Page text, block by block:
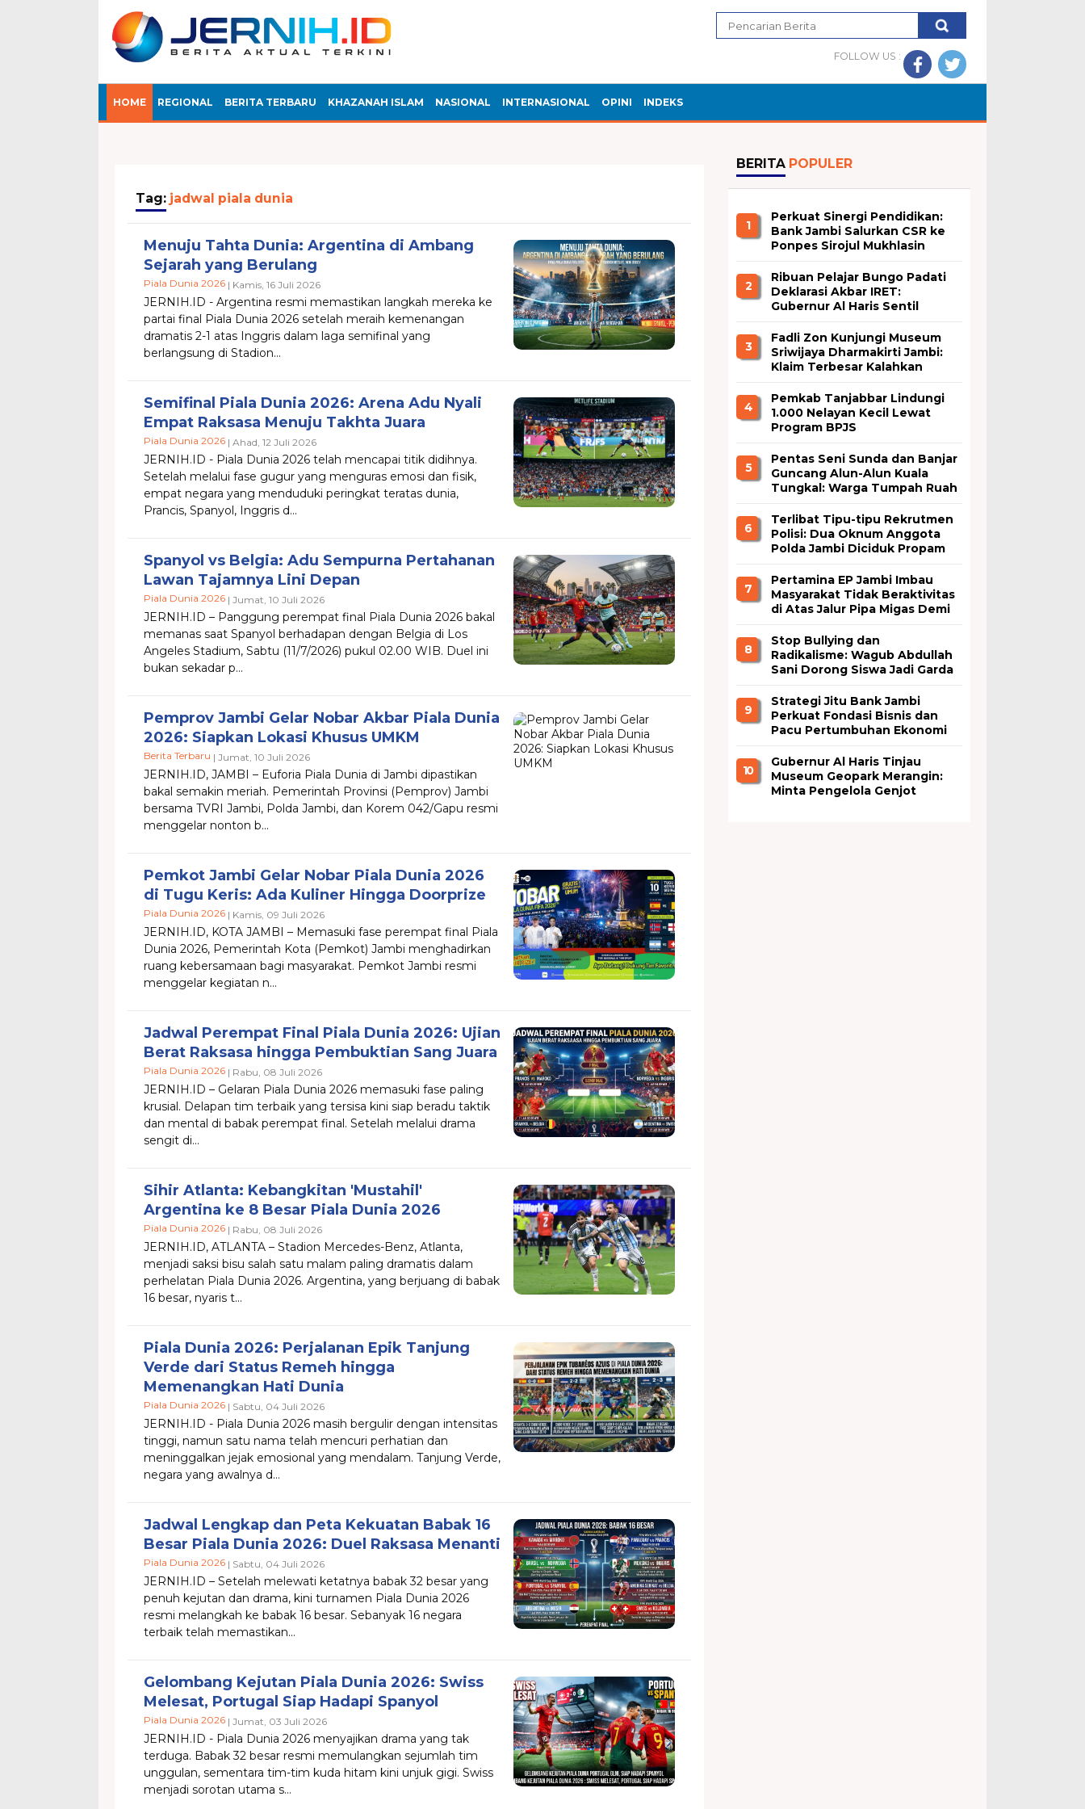
FOLLOW US :
HOME REGIONAL BERITA TERBARU KHAZANAH ISLAM NASIONAL INTERNASIONAL OPINI INDEKS
Tag: jadwal piala dunia
Menuju Tahta Dunia: Argentina di Ambang
Sejarah yang Berulang
Piala Dunia 2026 | Kamis, 16 Juli 2026
JERNIH.ID - Argentina resmi memastikan langkah mereka ke
partai final Piala Dunia 2026 setelah meraih kemenangan
dramatis 2-1 atas Inggris dalam laga semifinal yang
berlangsung di Stadion...
Semifinal Piala Dunia 2026: Arena Adu Nyali
Empat Raksasa Menuju Takhta Juara
Piala Dunia 2026 | Ahad, 12 Juli 2026
JERNIH.ID - ​Piala Dunia 2026 telah mencapai titik didihnya.
Setelah melalui fase gugur yang menguras emosi dan fisik,
empat negara yang menduduki peringkat teratas dunia,
Prancis, Spanyol, Inggris d...
Spanyol vs Belgia: Adu Sempurna Pertahanan
Lawan Tajamnya Lini Depan
Piala Dunia 2026 | Jumat, 10 Juli 2026
JERNIH.ID​ – Panggung perempat final Piala Dunia 2026 bakal
memanas saat Spanyol berhadapan dengan Belgia di Los
Angeles Stadium, Sabtu (11/7/2026) pukul 02.00 WIB. Duel ini
bukan sekadar p...
Pemprov Jambi Gelar Nobar Akbar Piala Dunia
2026: Siapkan Lokasi Khusus UMKM
Berita Terbaru | Jumat, 10 Juli 2026
​JERNIH.ID, JAMBI – Euforia Piala Dunia di Jambi dipastikan
bakal semakin meriah. Pemerintah Provinsi (Pemprov) Jambi
bersama TVRI Jambi, Polda Jambi, dan Korem 042/Gapu resmi
menggelar nonton b...
Pemkot Jambi Gelar Nobar Piala Dunia 2026
di Tugu Keris: Ada Kuliner Hingga Doorprize
Piala Dunia 2026 | Kamis, 09 Juli 2026
JERNIH.ID, KOTA ​JAMBI – Memasuki fase perempat final Piala
Dunia 2026, Pemerintah Kota (Pemkot) Jambi menghadirkan
ruang kebersamaan bagi masyarakat. Pemkot Jambi resmi
menggelar kegiatan n...
Jadwal Perempat Final Piala Dunia 2026: Ujian
Berat Raksasa hingga Pembuktian Sang Juara
Piala Dunia 2026 | Rabu, 08 Juli 2026
JERNIH.ID – Gelaran Piala Dunia 2026 memasuki fase paling
krusial. Delapan tim terbaik yang tersisa kini siap beradu taktik
dan mental di babak perempat final. Setelah melalui drama
sengit di...
Sihir Atlanta: Kebangkitan 'Mustahil'
Argentina ke 8 Besar Piala Dunia 2026
Piala Dunia 2026 | Rabu, 08 Juli 2026
JERNIH.ID, ​ATLANTA – Stadion Mercedes-Benz, Atlanta,
menjadi saksi bisu salah satu malam paling dramatis dalam
perhelatan Piala Dunia 2026. Argentina, yang berjuang di babak
16 besar, nyaris t...
Piala Dunia 2026: Perjalanan Epik Tanjung
Verde dari Status Remeh hingga
Memenangkan Hati Dunia
Piala Dunia 2026 | Sabtu, 04 Juli 2026
JERNIH.ID - ​Piala Dunia 2026 masih bergulir dengan intensitas
tinggi, namun satu nama telah mencuri perhatian dan
meninggalkan jejak emosional yang mendalam. Tanjung Verde,
negara yang awalnya d...
Jadwal Lengkap dan Peta Kekuatan Babak 16
Besar Piala Dunia 2026: Duel Raksasa Menanti
Piala Dunia 2026 | Sabtu, 04 Juli 2026
JERNIH.ID – Setelah melewati ketatnya babak 32 besar yang
penuh kejutan dan drama, kini turnamen Piala Dunia 2026
resmi melangkah ke babak 16 besar. Sebanyak 16 negara
terbaik telah memastikan...
Gelombang Kejutan Piala Dunia 2026: Swiss
Melesat, Portugal Siap Hadapi Spanyol
Piala Dunia 2026 | Jumat, 03 Juli 2026
JERNIH.ID - ​Piala Dunia 2026 menyajikan drama yang tak
terduga. Babak 32 besar resmi memulangkan sejumlah tim
unggulan, sementara tim-tim kuda hitam kini unjuk gigi. Swiss
menjadi sorotan utama s...
BERITA POPULER
1
Perkuat Sinergi Pendidikan:
Bank Jambi Salurkan CSR ke
Ponpes Sirojul Mukhlasin
2
Ribuan Pelajar Bungo Padati
Deklarasi Akbar IRET:
Gubernur Al Haris Sentil
Radikalisme
3
Fadli Zon Kunjungi Museum
Sriwijaya Dharmakirti Jambi:
Klaim Terbesar Kalahkan
4
Pemkab Tanjabbar Lindungi
1.000 Nelayan Kecil Lewat
Program BPJS
5
Pentas Seni Sunda dan Banjar
Guncang Alun-Alun Kuala
Tungkal: Warga Tumpah Ruah
6
Terlibat Tipu-tipu Rekrutmen
Polisi: Dua Oknum Anggota
Polda Jambi Diciduk Propam
7
Pertamina EP Jambi Imbau
Masyarakat Tidak Beraktivitas
di Atas Jalur Pipa Migas Demi
8
Stop Bullying dan
Radikalisme: Wagub Abdullah
Sani Dorong Siswa Jadi Garda
9
Strategi Jitu Bank Jambi
Perkuat Fondasi Bisnis dan
Pacu Pertumbuhan Ekonomi
1 0
Gubernur Al Haris Tinjau
Museum Geopark Merangin:
Minta Pengelola Genjot